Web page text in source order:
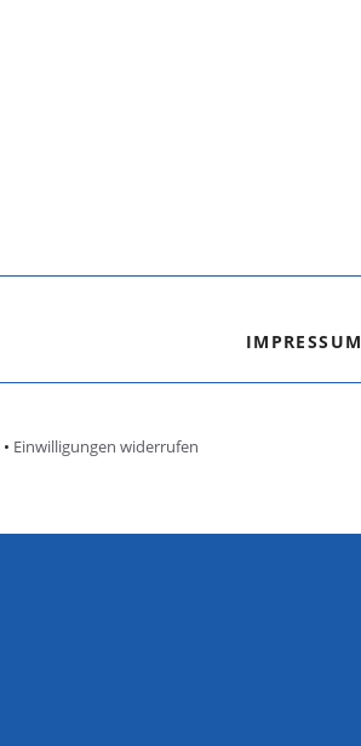
IMPRESSUM
• Einwilligungen widerrufen